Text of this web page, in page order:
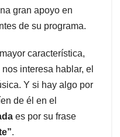
gran apoyo en
de su programa.
característica,
interesa hablar, el
Y si hay algo por
de él en el
es por su frase
.